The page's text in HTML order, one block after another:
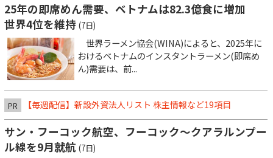
25年の即席めん需要、ベトナムは82.3億食に増加
世界4位を維持 (7日)
世界ラーメン協会(WINA)によると、2025年に
おけるベトナムのインスタントラーメン(即席め
ん)需要は、前...
PR 【毎週配信】新設外資法人リスト 株主情報など19項目
サン・フーコック航空、フーコック～クアラルンプー
ル線を9月就航 (7日)